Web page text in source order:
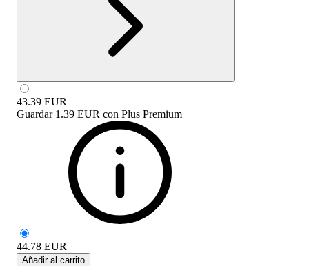
43.39 EUR
Guardar 1.39 EUR con Plus Premium
44.78 EUR
Añadir al carrito